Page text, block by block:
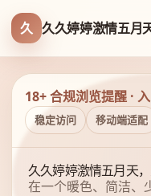
久 久久婷婷激情五月
18+ 合规浏览提醒 ·
稳定访问 移动端适配
久久婷婷激情五月天
在一个暖色、简洁、